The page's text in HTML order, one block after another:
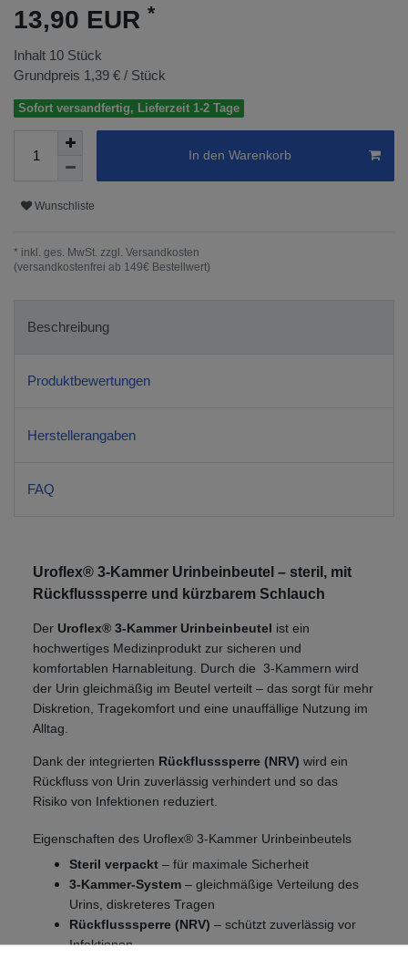
13,90 EUR *
Inhalt 10 Stück
Grundpreis 1,39 € / Stück
Sofort versandfertig, Lieferzeit 1-2 Tage
In den Warenkorb
Wunschliste
* inkl. ges. MwSt. zzgl. Versandkosten
(versandkostenfrei ab 149€ Bestellwert)
Beschreibung
Produktbewertungen
Herstellerangaben
FAQ
Uroflex® 3-Kammer Urinbeinbeutel – steril, mit
Rückflusssperre und kürzbarem Schlauch
Der Uroflex® 3-Kammer Urinbeinbeutel ist ein
hochwertiges Medizinprodukt zur sicheren und
komfortablen Harnableitung. Durch die 3-Kammern wird
der Urin gleichmäßig im Beutel verteilt – das sorgt für mehr
Diskretion, Tragekomfort und eine unauffällige Nutzung im
Alltag.
Dank der integrierten Rückflusssperre (NRV) wird ein
Rückfluss von Urin zuverlässig verhindert und so das
Risiko von Infektionen reduziert.
Eigenschaften des Uroflex® 3-Kammer Urinbeinbeutels
Steril verpackt – für maximale Sicherheit
3-Kammer-System – gleichmäßige Verteilung des
Urins, diskreteres Tragen
Rückflusssperre (NRV) – schützt zuverlässig vor
Infektionen